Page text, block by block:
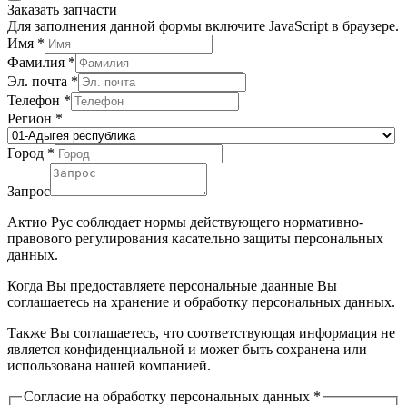
Заказать запчасти
Для заполнения данной формы включите JavaScript в браузере.
Имя *
Фамилия *
Эл. почта *
Телефон *
Регион *
Город *
Запрос
Актио Рус соблюдает нормы действующего нормативно-
правового регулирования касательно защиты персональных
данных.
Когда Вы предоставляете персональные даанные Вы
соглашаетесь на хранение и обработку персональных данных.
Также Вы соглашаетесь, что соответствующая информация не
является конфиденциальной и может быть сохранена или
использована нашей компанией.
Согласие на обработку персональных данных *